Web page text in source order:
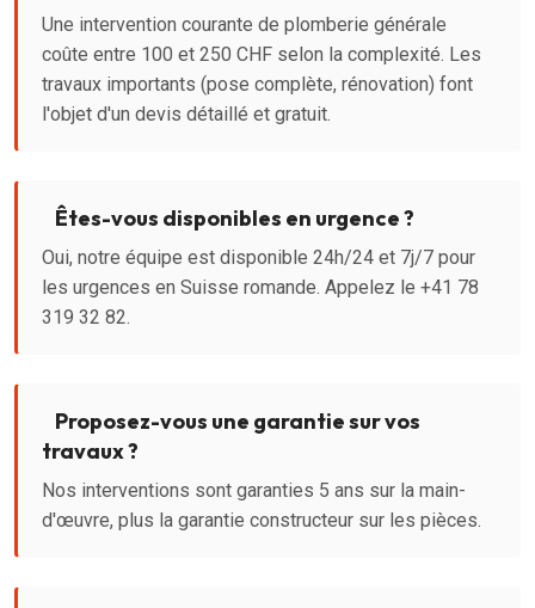
Une intervention courante de plomberie générale
coûte entre 100 et 250 CHF selon la complexité. Les
travaux importants (pose complète, rénovation) font
l'objet d'un devis détaillé et gratuit.
Êtes-vous disponibles en urgence ?
Oui, notre équipe est disponible 24h/24 et 7j/7 pour
les urgences en Suisse romande. Appelez le +41 78
319 32 82.
Proposez-vous une garantie sur vos
travaux ?
Nos interventions sont garanties 5 ans sur la main-
d'œuvre, plus la garantie constructeur sur les pièces.